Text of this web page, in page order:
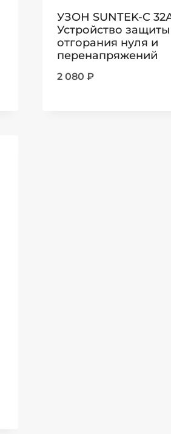
УЗОН SUNTEK-C
Устройство
отгорания нуля и
перенапряжений
2 080 ₽